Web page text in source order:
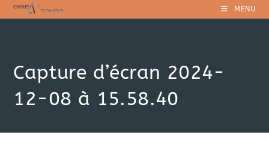
Skip
to
MENU
Capture d’écran 2024-
12-08 à 15.58.40